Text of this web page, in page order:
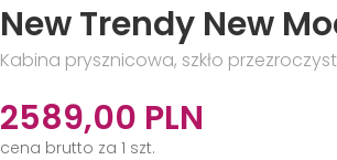
New Trendy New
Kabina prysznicowa, szkło
2589,00 PLN
cena brutto za 1 szt.